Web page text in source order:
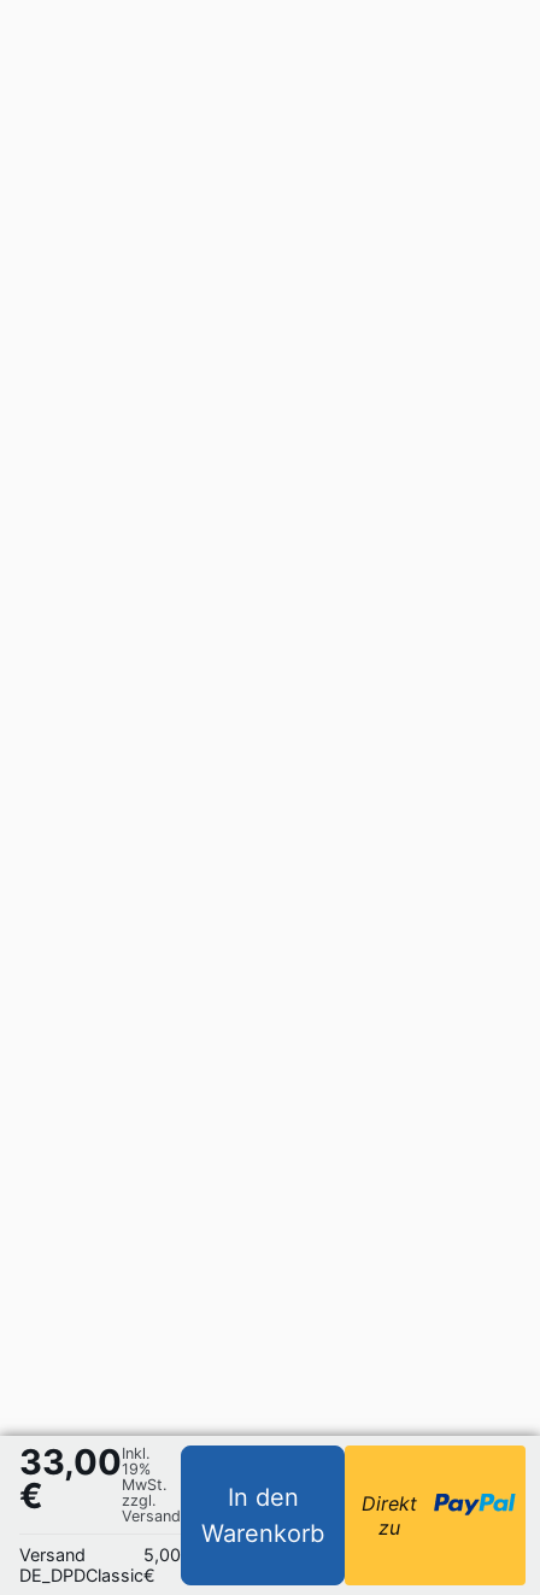
33,00
€
Inkl.
19%
MwSt.
zzgl.
Versand
Versand
DE_DPDClassic
5,00
€
In den
Warenkorb
Direkt
zu